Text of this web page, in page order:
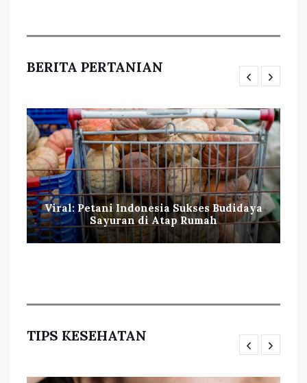
BERITA PERTANIAN
Viral: Petani Indonesia Sukses Budidaya
Sayuran di Atap Rumah
TIPS KESEHATAN